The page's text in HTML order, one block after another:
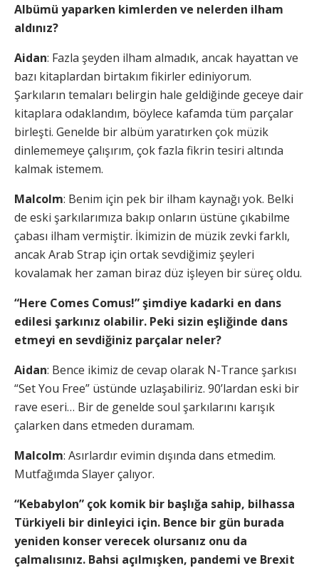
Albümü yaparken kimlerden ve nelerden ilham
aldınız?
Aidan: Fazla şeyden ilham almadık, ancak hayattan ve
bazı kitaplardan birtakım fikirler ediniyorum.
Şarkıların temaları belirgin hale geldiğinde geceye dair
kitaplara odaklandım, böylece kafamda tüm parçalar
birleşti. Genelde bir albüm yaratırken çok müzik
dinlememeye çalışırım, çok fazla fikrin tesiri altında
kalmak istemem.
Malcolm: Benim için pek bir ilham kaynağı yok. Belki
de eski şarkılarımıza bakıp onların üstüne çıkabilme
çabası ilham vermiştir. İkimizin de müzik zevki farklı,
ancak Arab Strap için ortak sevdiğimiz şeyleri
kovalamak her zaman biraz düz işleyen bir süreç oldu.
“Here Comes Comus!” şimdiye kadarki en dans
edilesi şarkınız olabilir. Peki sizin eşliğinde dans
etmeyi en sevdiğiniz parçalar neler?
Aidan: Bence ikimiz de cevap olarak N-Trance şarkısı
“Set You Free” üstünde uzlaşabiliriz. 90’lardan eski bir
rave eseri… Bir de genelde soul şarkılarını karışık
çalarken dans etmeden duramam.
Malcolm: Asırlardır evimin dışında dans etmedim.
Mutfağımda Slayer çalıyor.
“Kebabylon” çok komik bir başlığa sahip, bilhassa
Türkiyeli bir dinleyici için. Bence bir gün burada
yeniden konser verecek olursanız onu da
çalmalısınız. Bahsi açılmışken, pandemi ve Brexit